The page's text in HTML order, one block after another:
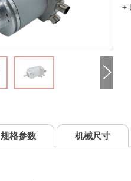
+
规格参数 机械尺寸